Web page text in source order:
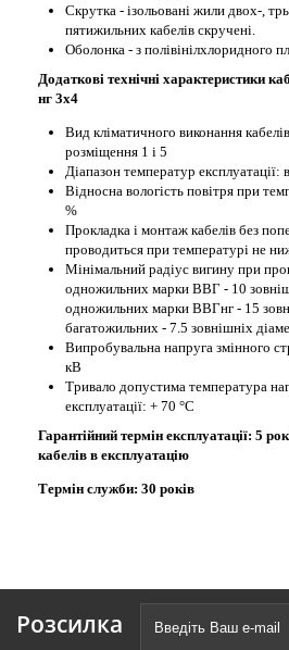
Скрутка - ізольовані жили двох-,
пятижильних кабелів скручені.
Оболонка - з полівінілхлоридного
Додаткові технічні характеристики
нг 3х4
Вид кліматичного виконання
розміщення 1 і 5
Діапазон температур експлуатації:
Відносна вологість повітря при
%
Прокладка і монтаж кабелів без
проводиться при температурі не
Мінімальний радіус вигину при
одножильних марки ВВГ - 10
одножильних марки ВВГнг - 15
багатожильних - 7.5 зовнішніх
Випробувальна напруга змінного
кВ
Тривало допустима температура
експлуатації: + 70 °С
Гарантійний термін експлуатації: 5
кабелів в експлуатацію
Термін служби: 30 років
Розсилка